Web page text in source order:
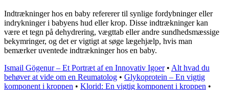
Indtrækninger hos en baby refererer til synlige fordybninger eller
indrykninger i babyens hud eller krop. Disse indtrækninger kan
være et tegn på dehydrering, vægttab eller andre sundhedsmæssige
bekymringer, og det er vigtigt at søge lægehjælp, hvis man
bemærker uventede indtrækninger hos en baby.
Ismail Gögenur – Et Portræt af en Innovativ Igoer• Alt hvad du
behøver at vide om en Reumatolog • Glykoprotein – En vigtig
komponent i kroppen • Klorid: En vigtig komponent i kroppen •